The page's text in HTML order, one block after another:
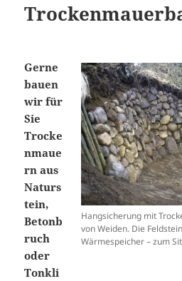
Hangsicherung mit
von Weiden. Die
Wärmespeicher – zum
Gerne
bauen
wir für
Sie
Trocke
nmaue
rn aus
Naturs
tein,
Betonb
ruch
oder
Tonkli